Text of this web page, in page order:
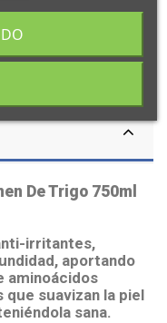
De Trigo 750ml
irritantes,
aportando
aminoácidos
suavizan la piel
sana.